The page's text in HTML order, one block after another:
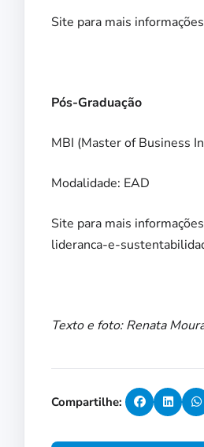
Site para mais
Pós-Graduação
MBI (Master of Business
Modalidade: EAD
Site para mais
lideranca-e-
Texto e foto: Renata
Compartilhe: